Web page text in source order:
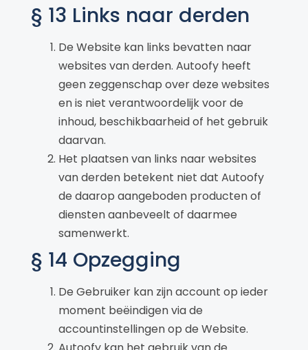
§ 13 Links naar derden
De Website kan links bevatten naar
websites van derden. Autoofy heeft
geen zeggenschap over deze websites
en is niet verantwoordelijk voor de
inhoud, beschikbaarheid of het gebruik
daarvan.
Het plaatsen van links naar websites
van derden betekent niet dat Autoofy
de daarop aangeboden producten of
diensten aanbeveelt of daarmee
samenwerkt.
§ 14 Opzegging
De Gebruiker kan zijn account op ieder
moment beëindigen via de
accountinstellingen op de Website.